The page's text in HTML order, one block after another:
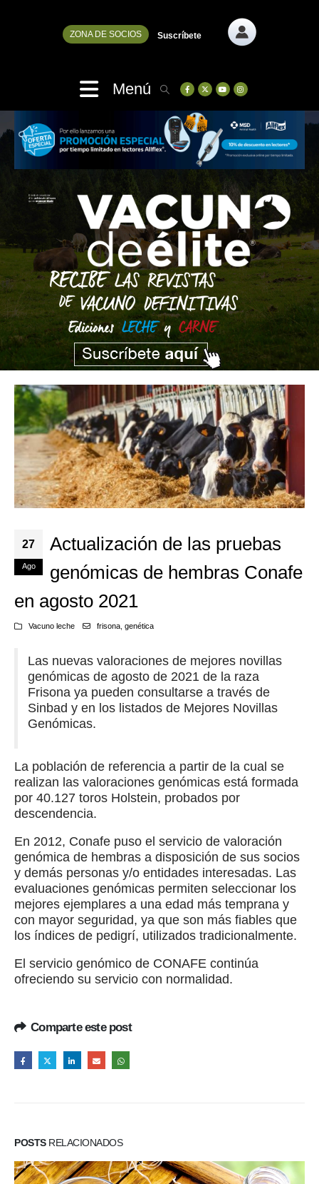
ZONA DE SOCIOS Suscríbete
Menú
27
Ago
Actualización de las pruebas
genómicas de hembras Conafe
en agosto 2021
Vacuno leche frisona, genética
Las nuevas valoraciones de mejores novillas
genómicas de agosto de 2021 de la raza
Frisona ya pueden consultarse a través de
Sinbad y en los listados de Mejores Novillas
Genómicas.
La población de referencia a partir de la cual se
realizan las valoraciones genómicas está formada
por 40.127 toros Holstein, probados por
descendencia.
En 2012, Conafe puso el servicio de valoración
genómica de hembras a disposición de sus socios
y demás personas y/o entidades interesadas. Las
evaluaciones genómicas permiten seleccionar los
mejores ejemplares a una edad más temprana y
con mayor seguridad, ya que son más fiables que
los índices de pedigrí, utilizados tradicionalmente.
El servicio genómico de CONAFE continúa
ofreciendo su servicio con normalidad.
Comparte este post
POSTSRELACIONADOS